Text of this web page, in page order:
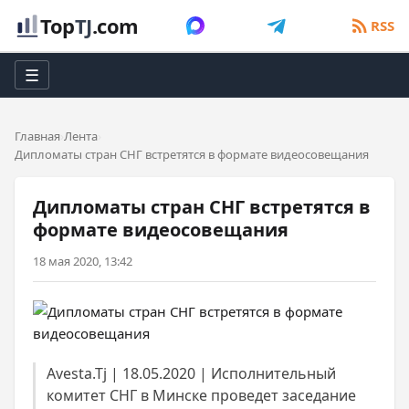
TopTJ.com RSS
☰
Главная Лента
Дипломаты стран СНГ встретятся в формате видеосовещания
Дипломаты стран СНГ встретятся в
формате видеосовещания
18 мая 2020, 13:42
Avesta.Tj | 18.05.2020 | Исполнительный
комитет СНГ в Минске проведет заседание